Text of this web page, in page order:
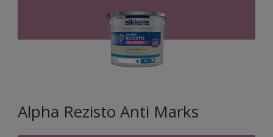
Alpha Rezisto Anti Marks